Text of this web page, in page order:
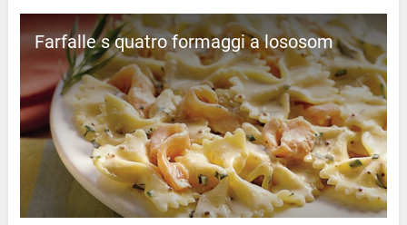
Farfalle s quatro formaggi a lososom